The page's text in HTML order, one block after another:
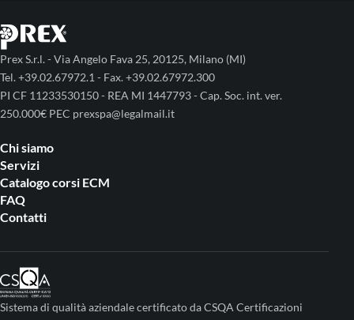
Prex S.r.l. - Via Angelo Fava 25, 20125, Milano (MI)
Tel. +39.02.67972.1 - Fax. +39.02.67972.300
PI CF 11233530150 - REA MI 1447793 - Cap. Soc. int. ver.
250.000€ PEC prexspa@legalmail.it
Chi siamo
Servizi
Catalogo corsi ECM
FAQ
Contatti
Sistema di qualità aziendale certificato da CSQA Certificazioni